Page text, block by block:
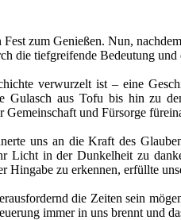
zum Genießen. Nun,
die tiefgreifende Bedeutung
verwurzelt ist – eine
Gulasch aus Tofu bis hin zu
und Fürsorge
uns an die Kraft des
in der Dunkelheit zu
Hingabe zu erkennen, erfüllte
die Zeiten sein
immer in uns brennt und